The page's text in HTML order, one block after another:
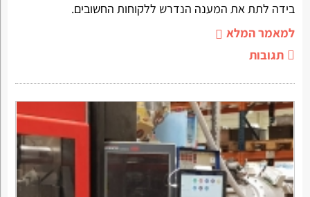
בידה לתת את המענה הנדרש ללקוחות החשובים.
למאמר המלא
תגובות